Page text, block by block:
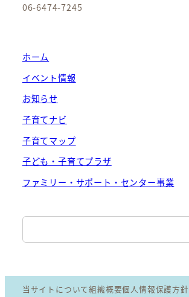
06-6474-7245
ホーム
イベント情報
お知らせ
子育てナビ
子育てマップ
子ども・子育てプラザ
ファミリー・サポート・センター事業
検
索
当サイトについて組織概要個人情報保護方針